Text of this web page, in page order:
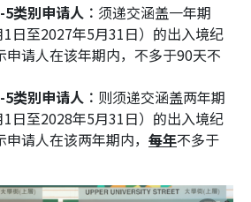
类别申请人︰ 须递交涵盖一年期
1日至2027年5月31日）的出入境纪
申请人在该年期内，不多于90天不
类别申请人︰ 则须递交涵盖两年期
1日至2028年5月31日）的出入境纪
请人在该两年期内， 每年不多于